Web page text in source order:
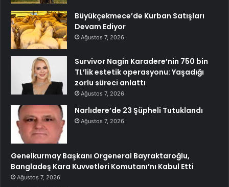
Büyükçekmece’de Kurban Satışları
Devam Ediyor
Ağustos 7, 2026
Survivor Nagin Karadere’nin 750 bin
TL’lik estetik operasyonu: Yaşadığı
zorlu süreci anlattı
Ağustos 7, 2026
Narlıdere’de 23 Şüpheli Tutuklandı
Ağustos 7, 2026
Genelkurmay Başkanı Orgeneral Bayraktaroğlu,
Bangladeş Kara Kuvvetleri Komutanı’nı Kabul Etti
Ağustos 7, 2026